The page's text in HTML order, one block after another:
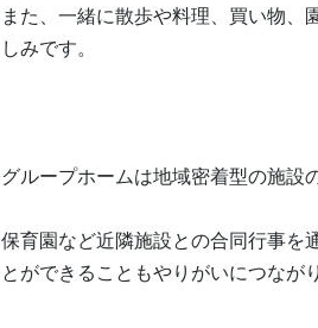
また、一緒に散歩や料理、買い物
しみです。
グループホームは地域密着型の施設
保育園など近隣施設との合同行事を
とができることもやりがいにつなが